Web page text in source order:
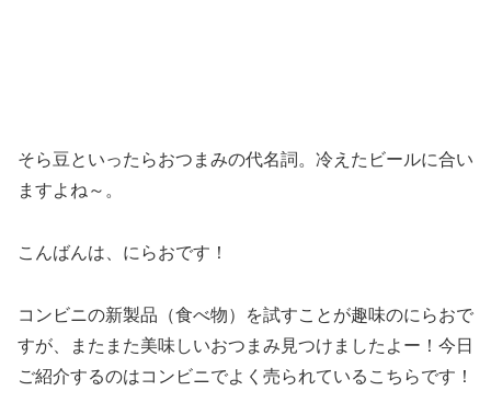
そら豆といったらおつまみの代名詞。冷えたビールに合い
ますよね～。
こんばんは、にらおです！
コンビニの新製品（食べ物）を試すことが趣味のにらおで
すが、またまた美味しいおつまみ見つけましたよー！今日
ご紹介するのはコンビニでよく売られているこちらです！